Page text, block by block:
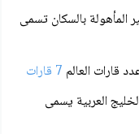
المأهولة بالسكان تسمى
قارات العالم 7 قارات